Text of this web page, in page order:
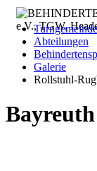
Abteilungen
Galerie
Rollstuhl-